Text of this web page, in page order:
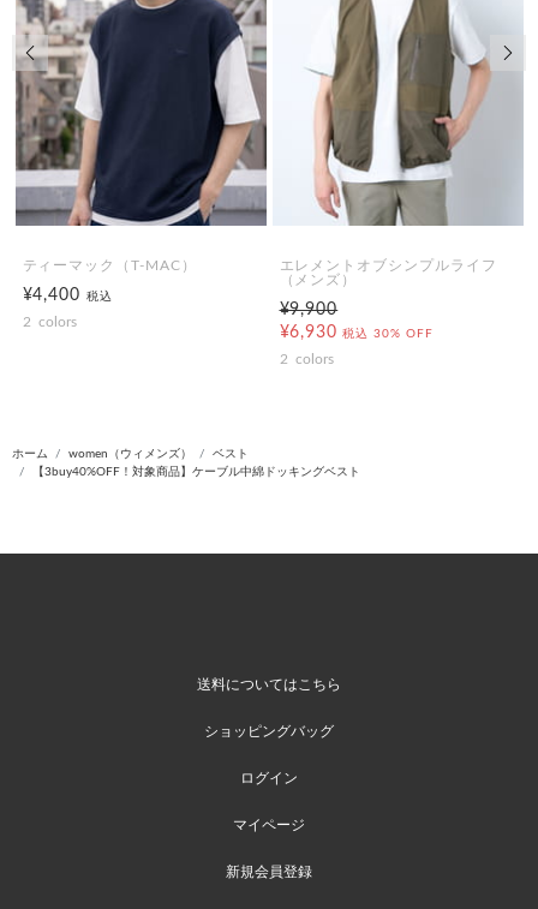
ティーマック（T-MAC）
¥4,400税込
2 colors
エレメントオブシンプルライフ
（メンズ）
¥9,900
¥6,930 税込 30% OFF
2 colors
前の画像
ホーム women（ウィメンズ）
ベスト
【3buy40%OFF！対象商品】ケーブル中綿ドッキングベスト
送料についてはこちら
ショッピングバッグ
ログイン
マイページ
新規会員登録